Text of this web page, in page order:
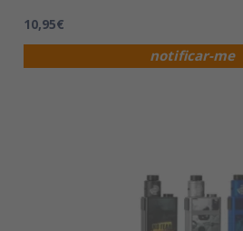
notificar-me
10,95€